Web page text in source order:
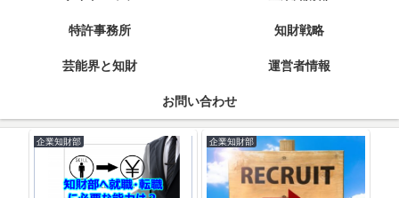
特許事務所 知財戦略
芸能界と知財 運営者情報
お問い合わせ
企業知財部 企業知財部